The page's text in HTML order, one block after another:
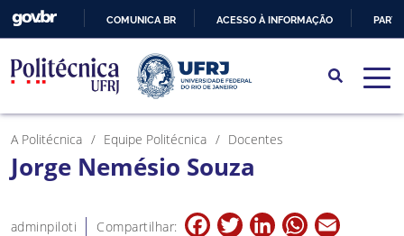
PARA
O
CONTEÚDO
COMUNICA BR ACESSO À INFORMAÇÃO
A Politécnica Equipe Politécnica Docentes
Jorge Nemésio Souza
adminpiloti Compartilhar: Facebook
TwitterLinkedInWhatsApp
Email